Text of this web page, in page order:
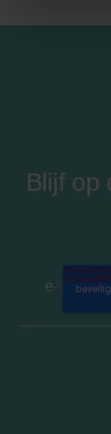
Blijf op